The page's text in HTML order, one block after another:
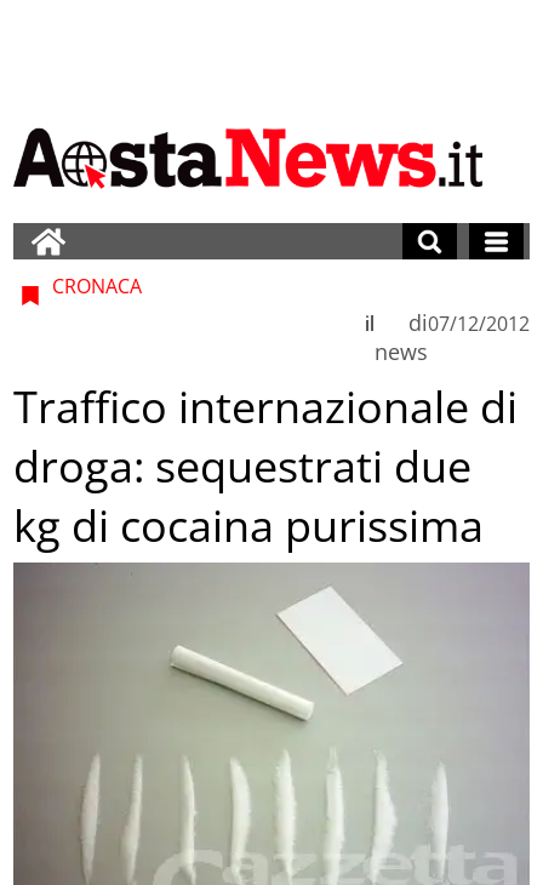
CRONACA
di
news
il 07/12/2012
Traffico internazionale di
droga: sequestrati due
kg di cocaina purissima